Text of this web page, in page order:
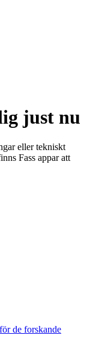
just nu
eller tekniskt
Fass appar att
de forskande